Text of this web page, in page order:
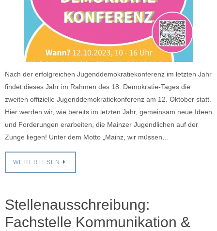
Nach der erfolgreichen Jugenddemokratiekonferenz im letzten Jahr
findet dieses Jahr im Rahmen des 18. Demokratie-Tages die
zweiten offizielle Jugenddemokratiekonferenz am 12. Oktober statt.
Hier werden wir, wie bereits im letzten Jahr, gemeinsam neue Ideen
und Forderungen erarbeiten, die Mainzer Jugendlichen auf der
Zunge liegen! Unter dem Motto „Mainz, wir müssen…
WEITERLESEN
Stellenausschreibung:
Fachstelle Kommunikation &